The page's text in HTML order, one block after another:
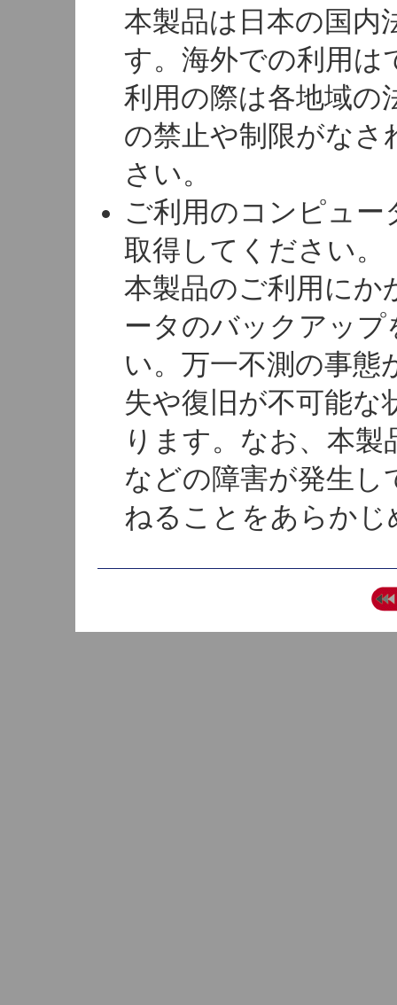
本製品は日本の国内
す。海外での利用は
利用の際は各地域の
の禁止や制限がな
さい。
ご利用のコンピュ
取得してください。
本製品のご利用にか
ータのバックアッ
い。万一不測の事態
失や復旧が不可能な
ります。なお、本
などの障害が発生し
ねることをあらか